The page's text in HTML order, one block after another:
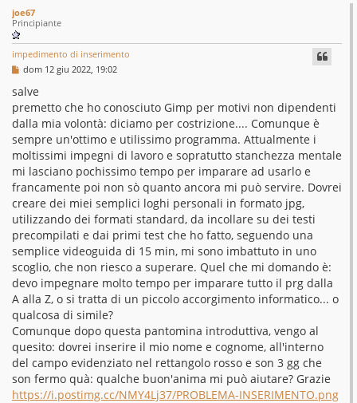
s
l
v
e
d
joe67
Principiante
impedimento di inserimento
M
s
s
a
g
g
i
o
dom 12 giu 2022, 19:02
salve
premetto che ho conosciuto Gimp per motivi non dipendenti
dalla mia volontà: diciamo per costrizione.... Comunque è
sempre un'ottimo e utilissimo programma. Attualmente i
moltissimi impegni di lavoro e sopratutto stanchezza mentale
mi lasciano pochissimo tempo per imparare ad usarlo e
francamente poi non sò quanto ancora mi può servire. Dovrei
creare dei miei semplici loghi personali in formato jpg,
utilizzando dei formati standard, da incollare su dei testi
precompilati e dai primi test che ho fatto, seguendo una
semplice videoguida di 15 min, mi sono imbattuto in uno
scoglio, che non riesco a superare. Quel che mi domando è:
devo impegnare molto tempo per imparare tutto il prg dalla
A alla Z, o si tratta di un piccolo accorgimento informatico... o
qualcosa di simile?
Comunque dopo questa pantomina introduttiva, vengo al
quesito: dovrei inserire il mio nome e cognome, all'interno
del campo evidenziato nel rettangolo rosso e son 3 gg che
son fermo quà: qualche buon'anima mi può aiutare? Grazie
https://i.postimg.cc/NMY4Lj37/PROBLEMA-INSERIMENTO.png